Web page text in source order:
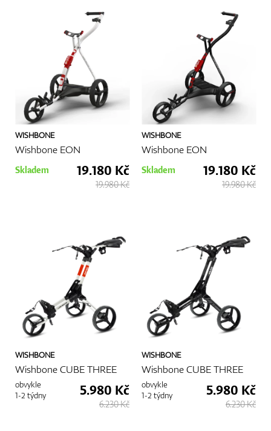
GPS/Dálkoměry
Doplňky
WISHBONE
Wishbone EON
Skladem 19.180 Kč
19.980 Kč
WISHBONE
Wishbone EON
Skladem 19.180 Kč
19.980 Kč
WISHBONE
Wishbone CUBE THREE
obvykle
1-2 týdny
5.980 Kč
6.230 Kč
WISHBONE
Wishbone CUBE THREE
obvykle
1-2 týdny
5.980 Kč
6.230 Kč